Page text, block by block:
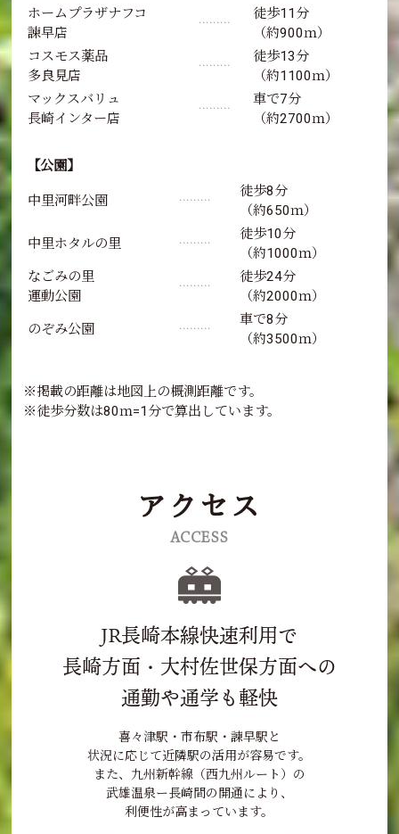
ホームプラザナフコ
諫早店
･････････
徒歩11分
（約900ｍ）
コスモス薬品
多良見店
･････････
徒歩13分
（約1100ｍ）
マックスバリュ
長崎インター店
･････････
車で7分
（約2700ｍ）
【公園】
中里河畔公園 ･････････
徒歩8分
（約650ｍ）
中里ホタルの里 ･････････
徒歩10分
（約1000ｍ）
なごみの里
運動公園
･････････
徒歩24分
（約2000ｍ）
のぞみ公園 ･････････
車で8分
（約3500ｍ）
※掲載の距離は地図上の概測距離です。
※徒歩分数は80ｍ=1分で算出しています。
アクセス
ACCESS
JR長崎本線快速利用で
長崎方面・大村佐世保方面への
通勤や通学も軽快
喜々津駅・市布駅・諫早駅と
状況に応じて近隣駅の活用が容易です。
また、九州新幹線（西九州ルート）の
武雄温泉ー長崎間の開通により、
利便性が高まっています。